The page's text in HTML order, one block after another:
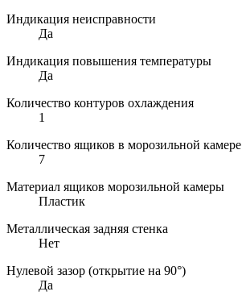
Индикация неисправности
Да
Индикация повышения температуры
Да
Количество контуров охлаждения
1
Количество ящиков в морозильной камере
7
Материал ящиков морозильной камеры
Пластик
Металлическая задняя стенка
Нет
Нулевой зазор (открытие на 90°)
Да